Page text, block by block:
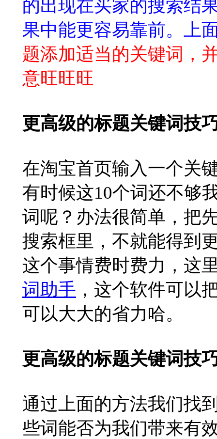
的出现在买家的搜索结
果中能更容易靠前。上
题添加适当的关键词，
意旺旺旺
更高级的标题关键词技
在淘宝首页输入一个关
有时候这10个词还不够
词呢？办法很简单，把
搜索框里，不就能得到
这个事情费时费力，这
词助手 ，这个软件可以
可以大大的省力哈。
更高级的标题关键词技
通过上面的方法我们找
些词能否为我们带来有